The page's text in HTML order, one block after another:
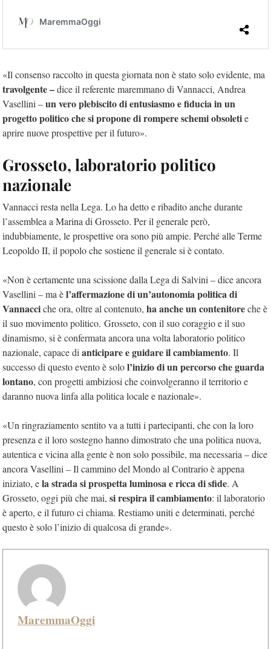
«Il consenso raccolto in questa giornata non è stato solo evidente, ma
travolgente –dice il referente maremmano di Vannacci, Andrea
Vasellini –un vero plebiscito di entusiasmo e fiducia in un
progetto politico che si propone di rompere schemi obsoletie
aprire nuove prospettive per il futuro».
Grosseto, laboratorio politico
nazionale
Vannacci resta nella Lega. Lo ha detto e ribadito anche durante
l’assemblea a Marina di Grosseto. Per il generale però,
indubbiamente, le prospettive ora sono più ampie. Perché alle Terme
Leopoldo II, il popolo che sostiene il generale si è contato.
«Non è certamente una scissione dalla Lega di Salvini – dice ancora
Vasellini – ma èl’affermazione di un’autonomia politica di
Vannacciche ora, oltre al contenuto, ha anche un contenitoreche è
il suo movimento politico. Grosseto, con il suo coraggio e il suo
dinamismo, si è confermata ancora una volta laboratorio politico
nazionale, capace di anticipare e guidare il cambiamento. Il
successo di questo evento è solol’inizio di un percorso che guarda
lontano, con progetti ambiziosi che coinvolgeranno il territorio e
daranno nuova linfa alla politica locale e nazionale».
«Un ringraziamento sentito va a tutti i partecipanti, che con la loro
presenza e il loro sostegno hanno dimostrato che una politica nuova,
autentica e vicina alla gente è non solo possibile, ma necessaria – dice
ancora Vasellini – Il cammino del Mondo al Contrario è appena
iniziato, ela strada si prospetta luminosa e ricca di sfide. A
Grosseto, oggi più che mai, si respira il cambiamento: il laboratorio
è aperto, e il futuro ci chiama. Restiamo uniti e determinati, perché
questo è solo l’inizio di qualcosa di grande».
MaremmaOggi